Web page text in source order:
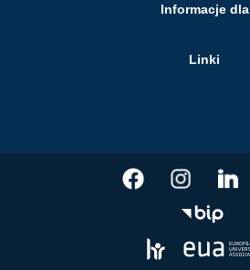
Informacje dla
Linki